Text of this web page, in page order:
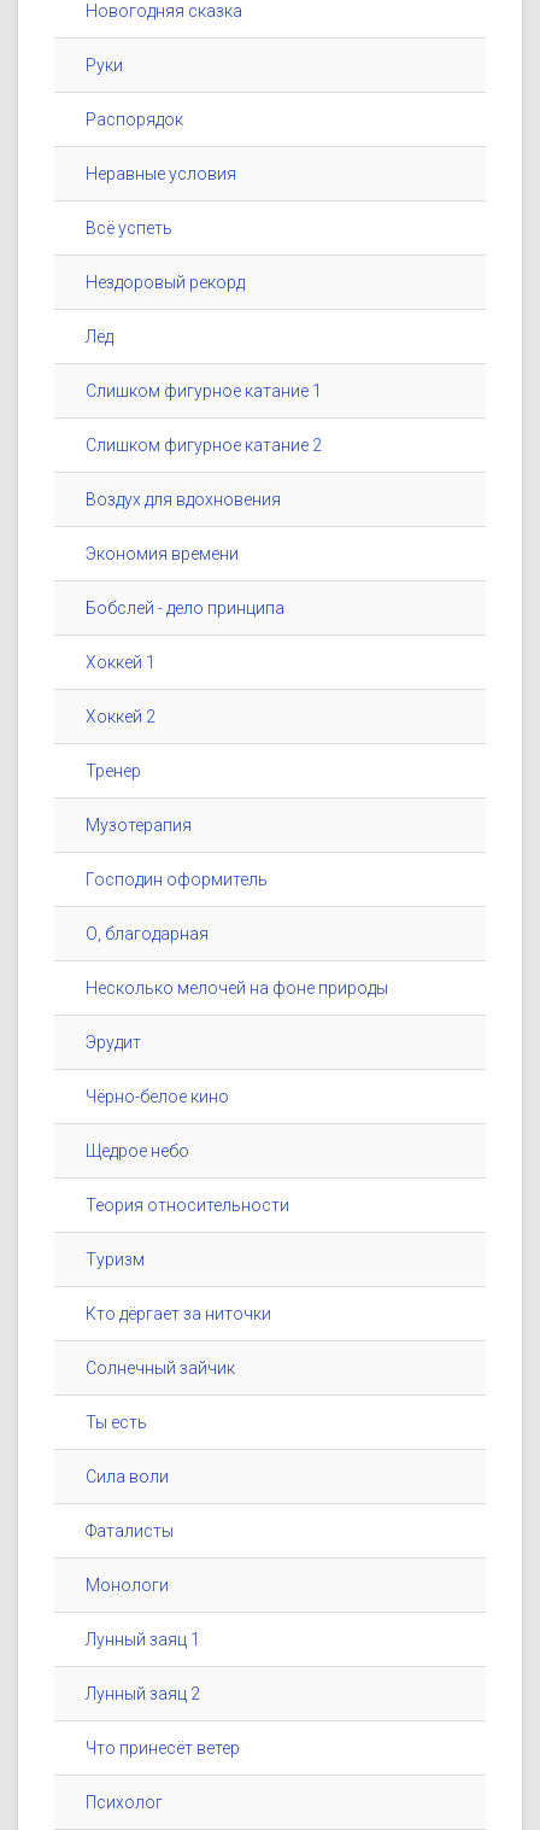
Новогодняя сказка
Руки
Распорядок
Неравные условия
Всё успеть
Нездоровый рекорд
Лёд
Слишком фигурное катание 1
Слишком фигурное катание 2
Воздух для вдохновения
Экономия времени
Бобслей - дело принципа
Хоккей 1
Хоккей 2
Тренер
Музотерапия
Господин оформитель
О, благодарная
Несколько мелочей на фоне природы
Эрудит
Чёрно-белое кино
Щедрое небо
Теория относительности
Туризм
Кто дёргает за ниточки
Солнечный зайчик
Ты есть
Сила воли
Фаталисты
Монологи
Лунный заяц 1
Лунный заяц 2
Что принесёт ветер
Психолог